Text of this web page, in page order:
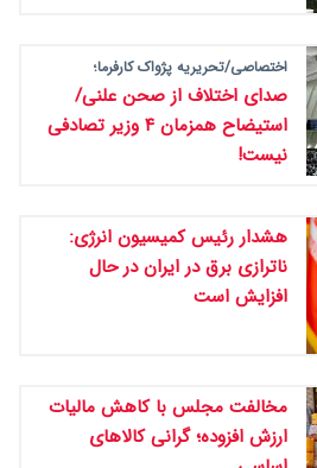
اختصاصی/تحریریه پژواک کارفرما؛
صدای اختلاف از صحن علنی/
استیضاح همزمان ۴ وزیر تصادفی
نیست!
هشدار رئیس کمیسیون انرژی:
ناترازی برق در ایران در حال
افزایش است
مخالفت مجلس با کاهش مالیات
ارزش افزوده؛ گرانی کالاهای